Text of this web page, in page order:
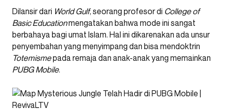
Dilansir dari World Gulf, seorang profesor di College of
Basic Educationmengatakan bahwa mode ini sangat
berbahaya bagi umat Islam. Hal ini dikarenakan ada unsur
penyembahan yang menyimpang dan bisa mendoktrin
Totemismepada remaja dan anak-anak yang memainkan
PUBG Mobile.